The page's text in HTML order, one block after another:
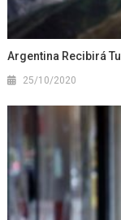
Argentina Recibirá
25/10/2020